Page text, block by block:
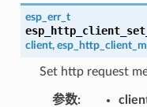
esp_err_t
client,
Set http request
参数